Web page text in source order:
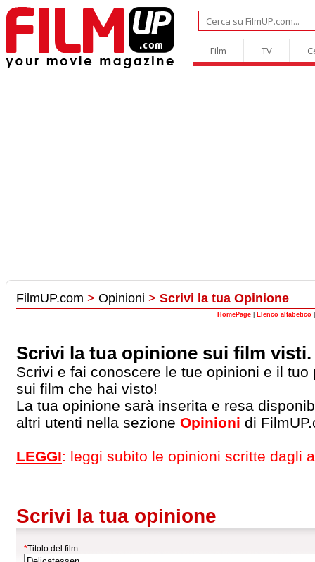
Film TV
FilmUP.com > Opinioni > Scrivi la tua Opinione
HomePage Elenco alfabetico
Scrivi la tua opinione sui film visti.
Scrivi e fai conoscere le tue opinioni e il tuo
sui film che hai visto!
La tua opinione sarà inserita e resa
altri utenti nella sezione Opinioni di
LEGGI: leggi subito le opinioni scritte dagli
Scrivi la tua opinione
*Titolo del film: